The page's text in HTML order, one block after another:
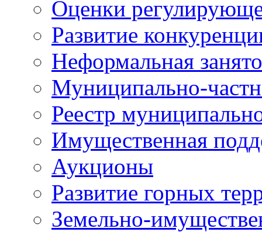
Оценки
Развитие
Неформальная
Муниципально-
Реестр
Имущественная
Аукционы
Развитие горных
Земельно-